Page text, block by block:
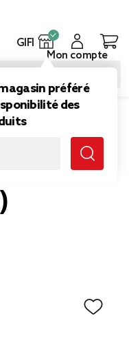
GIFI
préféré
des
Mon compte
tenue